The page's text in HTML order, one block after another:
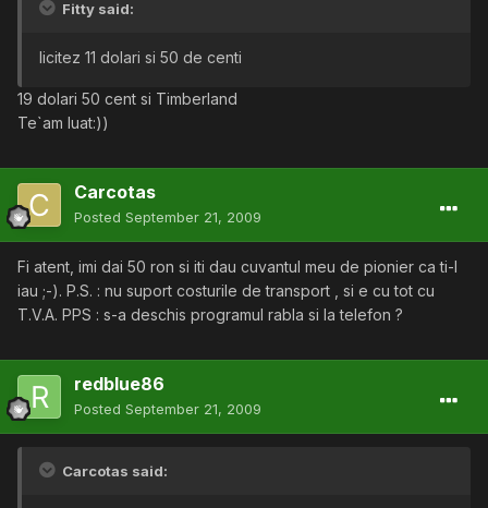
Fitty said:
licitez 11 dolari si 50 de centi
19 dolari 50 cent si Timberland
Te`am luat:))
Carcotas
Posted September 21, 2009
Fi atent, imi dai 50 ron si iti dau cuvantul meu de pionier ca ti-l
iau ;-). P.S. : nu suport costurile de transport , si e cu tot cu
T.V.A. PPS : s-a deschis programul rabla si la telefon ?
redblue86
Posted September 21, 2009
Carcotas said: